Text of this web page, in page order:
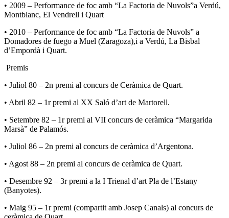
• 2009 – Performance de foc amb “La Factoria de Nuvols”a Verdú,
Montblanc, El Vendrell i Quart
• 2010 – Performance de foc amb “La Factoria de Nuvols” a
Domadores de fuego a Muel (Zaragoza),i a Verdú, La Bisbal
d’Empordà i Quart.
Premis
• Juliol 80 – 2n premi al concurs de Ceràmica de Quart.
• Abril 82 – 1r premi al XX Saló d’art de Martorell.
• Setembre 82 – 1r premi al VII concurs de ceràmica “Margarida
Marsà” de Palamós.
• Juliol 86 – 2n premi al concurs de ceràmica d’Argentona.
• Agost 88 – 2n premi al concurs de ceràmica de Quart.
• Desembre 92 – 3r premi a la I Trienal d’art Pla de l’Estany
(Banyotes).
• Maig 95 – 1r premi (compartit amb Josep Canals) al concurs de